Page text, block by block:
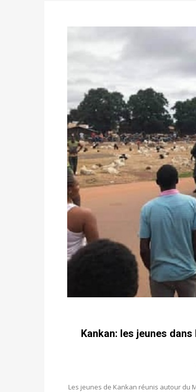
des votes) avant le 16 mai à 16h
Double scrutin du
Politique Délégués de
avant le 16 mai 2026 à 16h
Politique Proclamation des
statistiques des législatives et
Kankan: les jeunes
Les jeunes de Kankan réunis autour du